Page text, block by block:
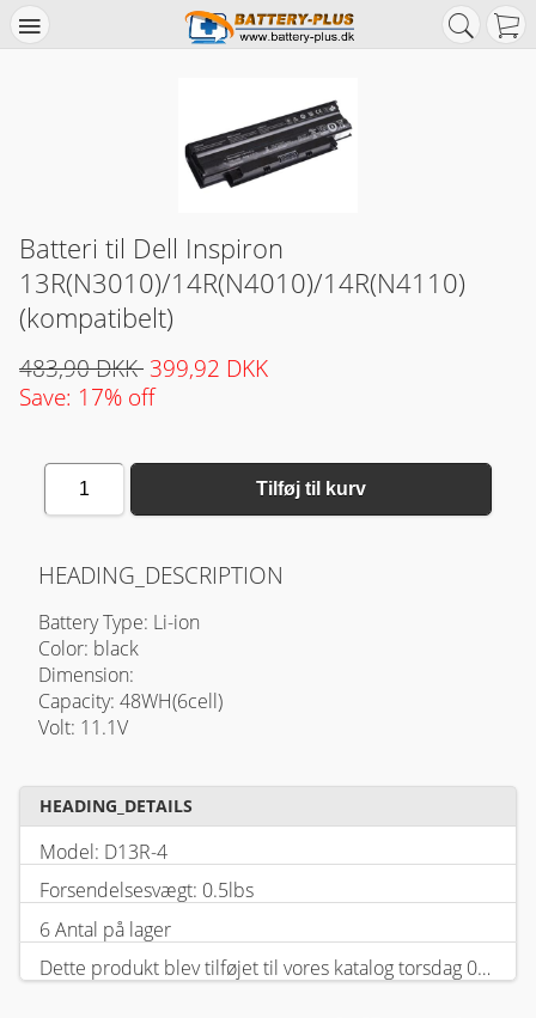
Batteri til Dell Inspiron
13R(N3010)/14R(N4010)/14R(N4110)
(kompatibelt)
483,90 DKK 399,92 DKK
Save: 17% off
1 Tilføj til kurv
HEADING_DESCRIPTION
Battery Type: Li-ion
Color: black
Dimension:
Capacity: 48WH(6cell)
Volt: 11.1V
HEADING_DETAILS
Model: D13R-4
Forsendelsesvægt: 0.5lbs
6 Antal på lager
Dette produkt blev tilføjet til vores katalog torsdag 05 februar, 2026.